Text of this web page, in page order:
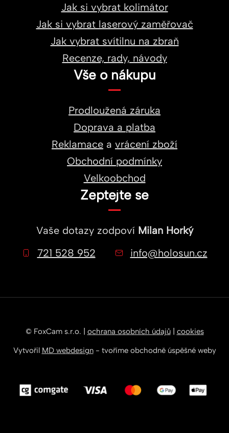
Jak si vybrat kolimátor
Jak si vybrat laserový zaměřovač
Jak vybrat svítilnu na zbraň
Recenze, rady, návody
Vše o nákupu
Prodloužená záruka
Doprava a platba
Reklamace a vrácení zboží
Obchodní podmínky
Velkoobchod
Zeptejte se
Vaše dotazy zodpoví Milan Horký
721 528 952
info@holosun.cz
© FoxCam s.r.o. | ochrana osobních údajů| cookies
Vytvořil MD webdesign- tvoříme obchodně úspěšné weby